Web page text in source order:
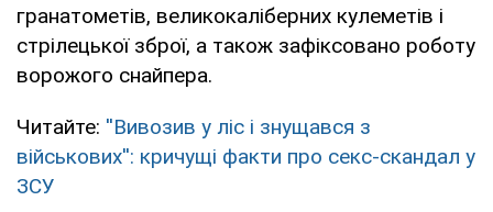
гранатометів, великокаліберних кулеметів і
стрілецької зброї, а також зафіксовано роботу
ворожого снайпера.
Читайте: ''Вивозив у ліс і знущався з
військових'': кричущі факти про секс-скандал у
ЗСУ